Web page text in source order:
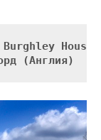
Burghley House
(Англия)